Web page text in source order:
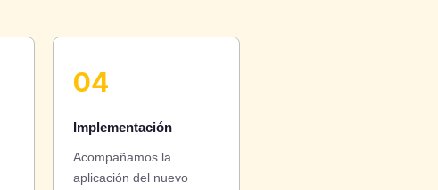
04
Implementación
Acompañamos la
aplicación del nuevo